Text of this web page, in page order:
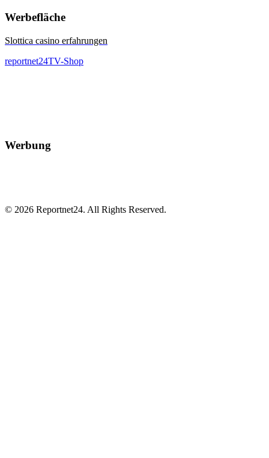
Werbefläche
Slottica casino erfahrungen
reportnet24TV-Shop
Werbung
© 2026 Reportnet24. All Rights Reserved.